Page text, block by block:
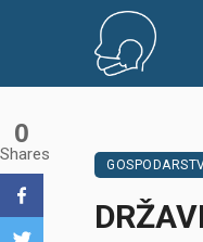
0
Shares